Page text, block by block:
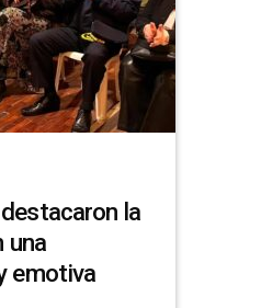
la
una
emotiva